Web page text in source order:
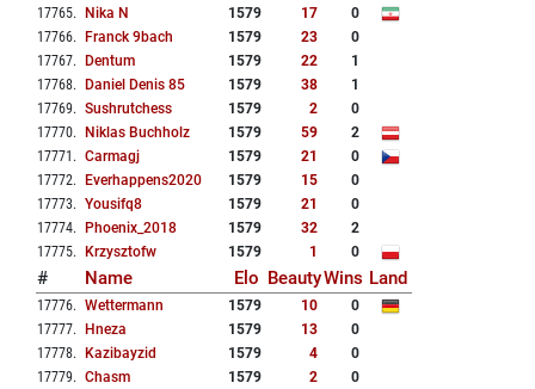
17765. Nika N 1579 17
0
17766. Franck 9bach 1579 23
0
17767. Dentum 1579 22
1
17768. Daniel Denis 85 1579 38
1
17769. Sushrutchess 1579 2
0
17770. Niklas Buchholz 1579 59
2
17771 . Carmagj 1579 21
0
17772. Everhappens2020 1579 15
0
17773. Yousifq8 1579 21
0
17774. Phoenix_2018 1579 32
2
17775. Krzysztofw 1579 1 0
# Name Elo BeautyWins Land
17776. Wettermann 1579 10
0
17777. Hneza 1579 13
0
17778. Kazibayzid 1579 4
0
17779. Chasm 1579 2
0